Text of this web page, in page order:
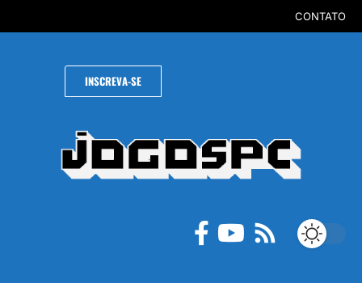
CONTATO
INSCREVA-SE